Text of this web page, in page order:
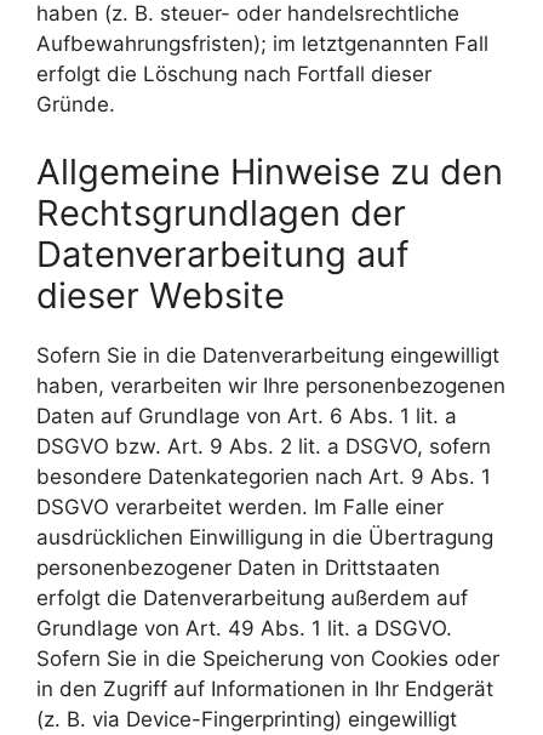
haben (z. B. steuer- oder handelsrechtliche
Aufbewahrungsfristen); im letztgenannten Fall
erfolgt die Löschung nach Fortfall dieser
Gründe.
Allgemeine Hinweise zu den
Rechtsgrundlagen der
Datenverarbeitung auf
dieser Website
Sofern Sie in die Datenverarbeitung eingewilligt
haben, verarbeiten wir Ihre personenbezogenen
Daten auf Grundlage von Art. 6 Abs. 1 lit. a
DSGVO bzw. Art. 9 Abs. 2 lit. a DSGVO, sofern
besondere Datenkategorien nach Art. 9 Abs. 1
DSGVO verarbeitet werden. Im Falle einer
ausdrücklichen Einwilligung in die Übertragung
personenbezogener Daten in Drittstaaten
erfolgt die Datenverarbeitung außerdem auf
Grundlage von Art. 49 Abs. 1 lit. a DSGVO.
Sofern Sie in die Speicherung von Cookies oder
in den Zugriff auf Informationen in Ihr Endgerät
(z. B. via Device-Fingerprinting) eingewilligt